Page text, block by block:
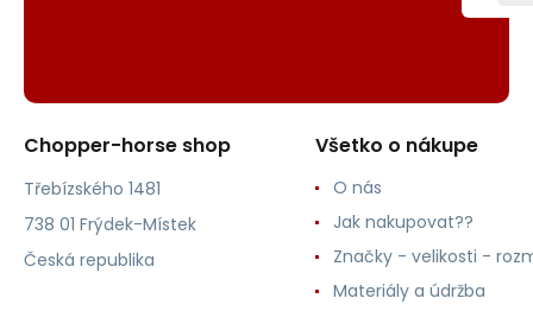
Chopper-horse shop
Třebízského 1481
738 01 Frýdek-Místek
Česká republika
Všetko o nákupe
O nás
Jak nakupovat??
Značky - velikosti -
Materiály a údržba